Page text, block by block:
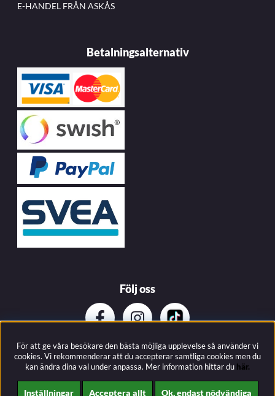
E-HANDEL FRÅN ASKÅS
Betalningsalternativ
Följ oss
Prenumerera på vårat nyhetsbrev
För att ge våra besökare den bästa möjliga upplevelse så använder vi
cookies. Vi rekommenderar att du accepterar samtliga cookies men du
kan ändra dina val under anpassa. Mer information hittar du här.
Inställningar Acceptera allt Ok, endast nödvändiga